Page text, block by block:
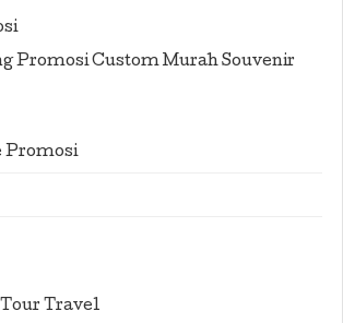
Promosi Custom Murah Souvenir
Promosi
Travel